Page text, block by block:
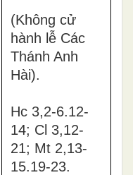
(Không cử
hành lễ Các
Thánh Anh
Hài).
Hc 3,2-6.12-
14; Cl 3,12-
21; Mt 2,13-
15.19-23.